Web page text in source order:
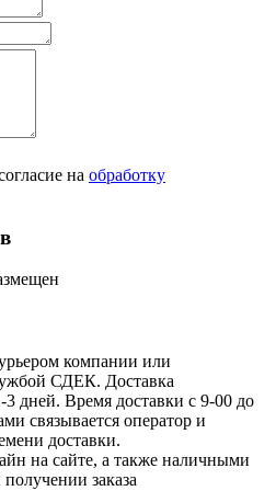
на обработку
компании или
СДЕК. Доставка
3 дней. Время доставки с 9-00 до
связывается оператор и
доставки.
на сайте, а также наличными
заказа